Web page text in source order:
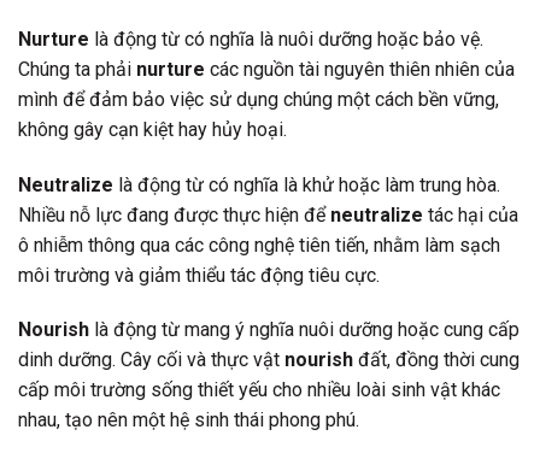
Nurture là động từ có nghĩa là nuôi dưỡng hoặc bảo vệ.
Chúng ta phải nurture các nguồn tài nguyên thiên nhiên của
mình để đảm bảo việc sử dụng chúng một cách bền vững,
không gây cạn kiệt hay hủy hoại.
Neutralize là động từ có nghĩa là khử hoặc làm trung hòa.
Nhiều nỗ lực đang được thực hiện để neutralize tác hại của
ô nhiễm thông qua các công nghệ tiên tiến, nhằm làm sạch
môi trường và giảm thiểu tác động tiêu cực.
Nourish là động từ mang ý nghĩa nuôi dưỡng hoặc cung cấp
dinh dưỡng. Cây cối và thực vật nourish đất, đồng thời cung
cấp môi trường sống thiết yếu cho nhiều loài sinh vật khác
nhau, tạo nên một hệ sinh thái phong phú.